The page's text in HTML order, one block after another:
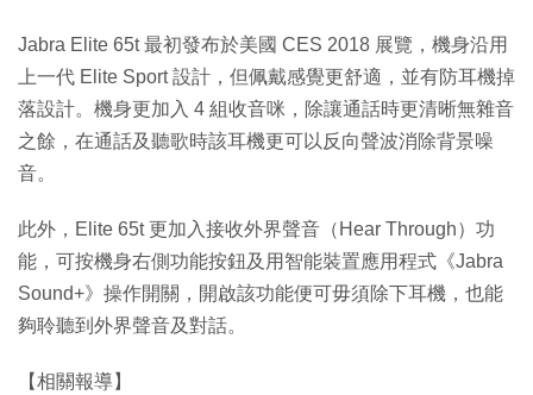
Jabra Elite 65t 最初發布於美國 CES 2018 展覽，機身沿用
上一代 Elite Sport 設計，但佩戴感覺更舒適，並有防耳機掉
落設計。機身更加入 4 組收音咪，除讓通話時更清晰無雜音
之餘，在通話及聽歌時該耳機更可以反向聲波消除背景噪
音。
此外，Elite 65t 更加入接收外界聲音（Hear Through）功
能，可按機身右側功能按鈕及用智能裝置應用程式《Jabra
Sound+》操作開關，開啟該功能便可毋須除下耳機，也能
夠聆聽到外界聲音及對話。
【相關報導】